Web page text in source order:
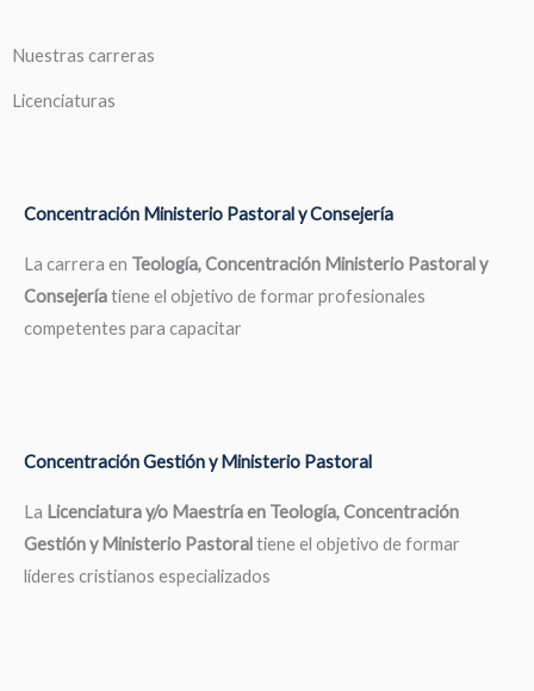
Nuestras carreras
Licenciaturas
Concentración Ministerio Pastoral y Consejería
La carrera en Teología, Concentración Ministerio Pastoral y
Consejeríatiene el objetivo de formar profesionales
competentes para capacitar
Concentración Gestión y Ministerio Pastoral
La Licenciatura y/o Maestría en Teología, Concentración
Gestión y Ministerio Pastoraltiene el objetivo de formar
líderes cristianos especializados